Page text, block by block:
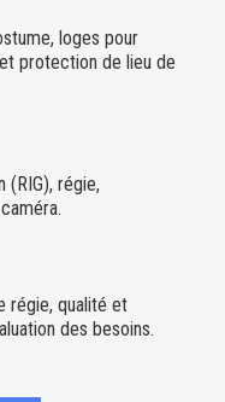
loges pour
protection de lieu de
(RIG), régie,
régie, qualité et
des besoins.